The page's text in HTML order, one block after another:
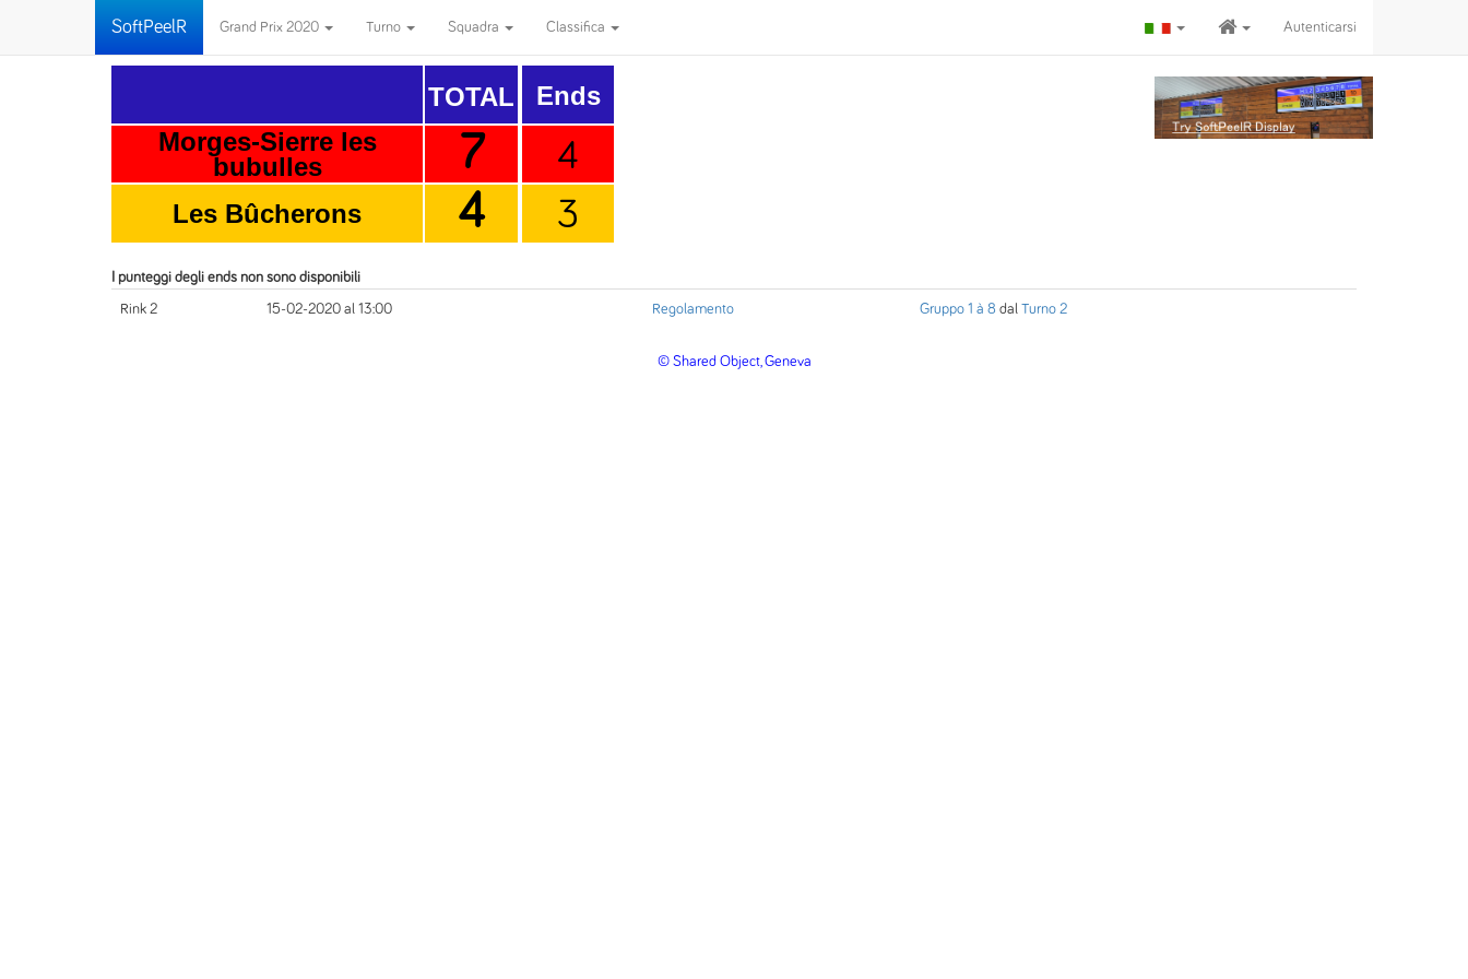
SoftPeelR Grand Prix 2020 Turno Squadra Classifica Autenticarsi
Morges-Sierre les
bubulles
Les Bûcherons
TOTAL
7
4
Ends
4
3
I punteggi degli ends non sono disponibili
Rink 2 15-02-2020 al 13:00 Regolamento Gruppo 1 à 8 dal Turno 2
© Shared Object, Geneva